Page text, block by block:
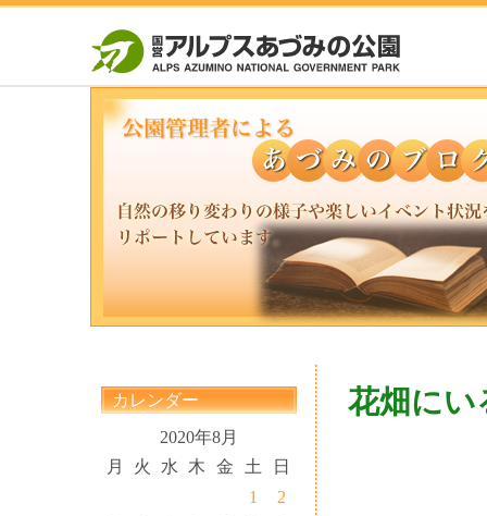
カレンダー
2020年8月
月
火 水 木 金 土 日
1
2
花畑にい